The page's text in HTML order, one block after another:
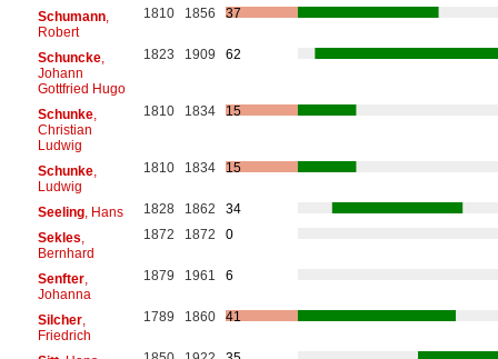
Schumann,
Robert
1810 1856 37
Schuncke,
Johann
Gottfried Hugo
1823 1909 62
Schunke,
Christian
Ludwig
1810 1834 15
Schunke,
Ludwig
1810 1834 15
Seeling, Hans 1828 1862
34
Sekles
Bernhard
1872 1872 0
Senfter,
Johanna
1879 1961 6
Silcher,
Friedrich
1789 1860 41